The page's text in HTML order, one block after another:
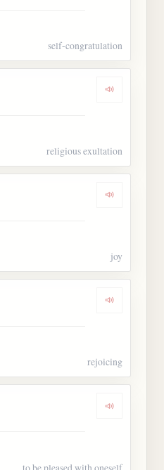
self-congratulation
Dengarkan
religious exultation
Dengarkan
joy
Dengarkan
rejoicing
Dengarkan
to be pleased with oneself